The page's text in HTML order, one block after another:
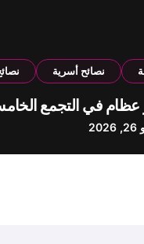
نصائح أسرية
عظام في التجمع